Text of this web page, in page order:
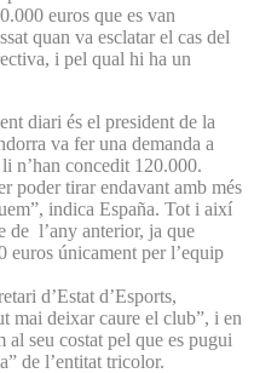
euros que es van
quan va esclatar el cas del
i pel qual hi ha un
diari és el president de la
va fer una demanda a
n’han concedit 120.000.
poder tirar endavant amb més
indica España. Tot i així
de l’any anterior, ja que
euros únicament per l’equip
d’Estat d’Esports,
mai deixar caure el club”, i en
al seu costat pel que es pugui
de l’entitat tricolor.